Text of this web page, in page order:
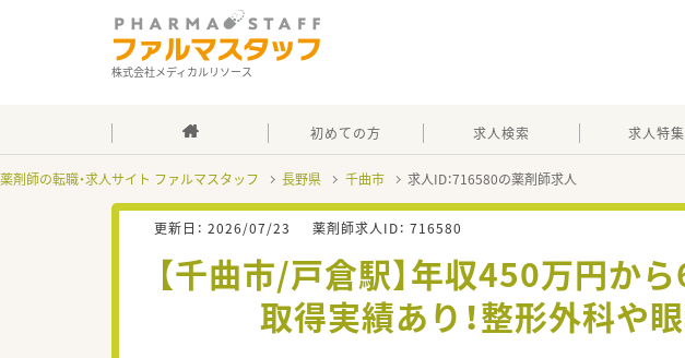
株式会社メディカルリソース
初めての方 求人検索 求人特集
薬剤師の転職・求人サイト ファルマスタッフ 長野県 千曲市 求人ID：716580の薬剤師求人
更新日： 2026/07/23 薬剤師求人ID： 716580
【千曲市/戸倉駅】年収450万円か
取得実績あり！整形外科や